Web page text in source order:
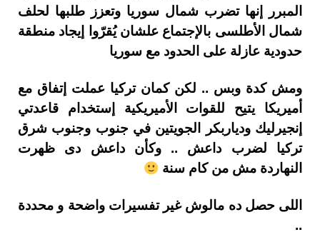
المبرر إنها تضرب شمال سوريا وتعزز طلبها لحلف
شمال الأطلسى بالإجتماع علشان يُقرّوا إيجاد منطقة
حدودية عازلة على الحدود مع سوريا
ومش كدة وبس .. لكن كمان تركيا عملت إتفاق مع
أميريكا يتيح للقوات الأميريكية إستخدام قاعدتي
إنجيرليك ودياربكر الجويتين في جنوب وجنوب شرق
تركيا لضرب داعش .. وكأن داعش دى ظهرت
النهاردة مش من كام سنة
اللى حصل ده مالوش غير تفسيرات واضحة و محددة
..